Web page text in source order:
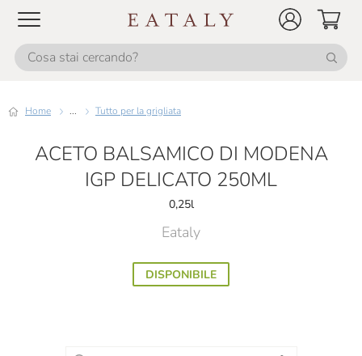
Home ... Tutto per la grigliata
ACETO BALSAMICO DI MODENA
IGP DELICATO 250ML
0,25l
Eataly
DISPONIBILE